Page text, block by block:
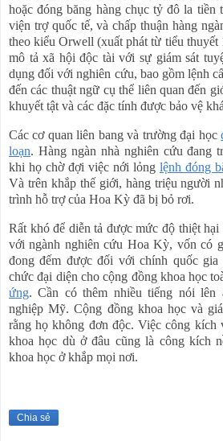
hoặc đóng băng hàng chục tỷ đô la tiền
viện trợ quốc tế, và chấp thuận hàng
theo kiểu Orwell (xuất phát từ tiểu thuyết
mô tả xã hội độc tài với sự giám sát
dụng đối với nghiên cứu, bao gồm lệnh
đến các thuật ngữ cụ thể liên quan đến
khuyết tật và các đặc tính được bảo vệ
Các cơ quan liên bang và trường đại học
loạn. Hàng ngàn nhà nghiên cứu đang
khi họ chờ đợi việc nới lỏng lệnh đóng
Và trên khắp thế giới, hàng triệu người
trình hỗ trợ của Hoa Kỳ đã bị bỏ rơi.
Rất khó để diễn tả được mức độ thiệt
với ngành nghiên cứu Hoa Kỳ, vốn có
đong đếm được đối với chính quốc
chức đại diện cho cộng đồng khoa học
ứng. Cần có thêm nhiều tiếng nói lên
nghiệp Mỹ. Cộng đồng khoa học và
rằng họ không đơn độc. Việc công kích
khoa học dù ở đâu cũng là công kích
khoa học ở khắp mọi nơi.
Chia sẻ